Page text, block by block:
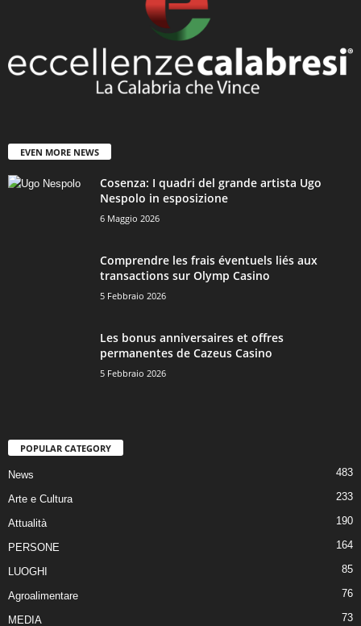
EVEN MORE NEWS
Cosenza: I quadri del grande artista Ugo
Nespolo in esposizione
6 Maggio 2026
Comprendre les frais éventuels liés aux
transactions sur Olymp Casino
5 Febbraio 2026
Les bonus anniversaires et offres
permanentes de Cazeus Casino
5 Febbraio 2026
POPULAR CATEGORY
News 483
Arte e Cultura 233
Attualità 190
PERSONE 164
LUOGHI 85
Agroalimentare 76
MEDIA 73